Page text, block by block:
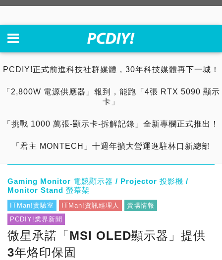
PCDIY!正式前進科技社群媒體，30年科技媒體再下一城！
「2,800W 電源供應器」報到，能跑「4張 RTX 5090 顯示
卡」
「挑戰 1000 萬張-顯示卡-拆解記錄」全新專欄正式推出！
「君主 MONTECH」十週年擴大營運進駐林口新總部
Gaming Monitor 電競顯示器 / Projector 投影機 /
Monitor Stand 螢幕架
ITMan!實驗室 ITMan!資訊經理人
賣場情報
PCDIY!業界新聞
微星承諾「MSI OLED顯示器」提供
3年烙印保固